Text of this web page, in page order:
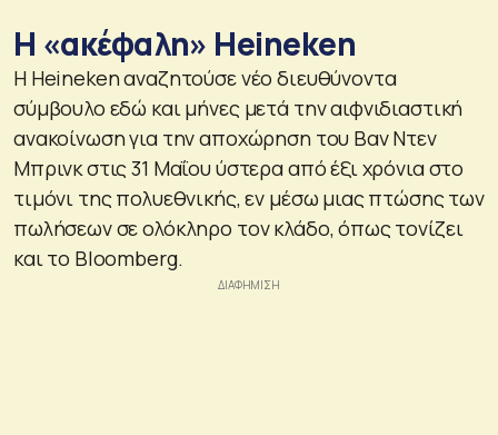
Η «ακέφαλη» Heineken
Η Heineken αναζητούσε νέο διευθύνοντα
σύμβουλο εδώ και μήνες μετά την αιφνιδιαστική
ανακοίνωση για την αποχώρηση του Βαν Ντεν
Μπρινκ στις 31 Μαΐου ύστερα από έξι χρόνια στο
τιμόνι της πολυεθνικής, εν μέσω μιας πτώσης των
πωλήσεων σε ολόκληρο τον κλάδο, όπως τονίζει
και το Bloomberg.